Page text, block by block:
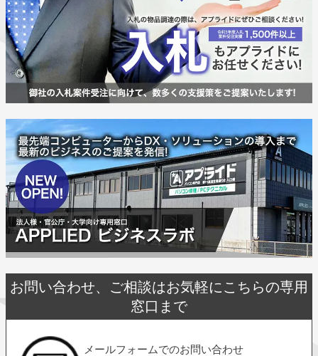
お問い合わせ、ご相談はお気軽にこちらの専用
窓口まで
メールフォームでのお問い合わせ